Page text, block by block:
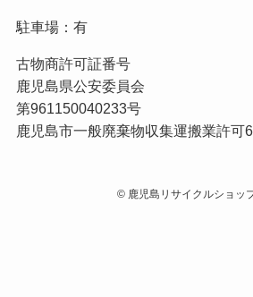
駐車場：有
古物商許可証番号
鹿児島県公安委員会
第961150040233号
鹿児島市一般廃棄物収集運搬業許可
© 鹿児島リサイクルショッ